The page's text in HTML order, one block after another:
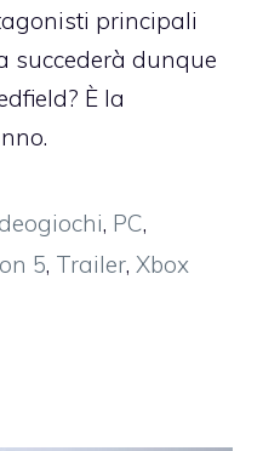
principali
succederà dunque
È la
, PC,
5, Trailer, Xbox